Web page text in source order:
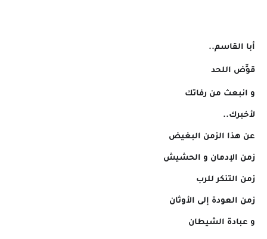
أبا القاسم..
قوِّض اللحد
و انبعث من رفاتك
لأخبرك..
عن هذا الزمن البغيض
زمن الإدمان و الحشيش
زمن التنكر للرب
زمن العودة إلى الأوثان
و عبادة الشيطان